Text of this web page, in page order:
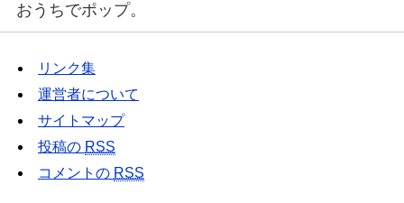
おうちでポップ。
リンク集
運営者について
サイトマップ
投稿の RSS
コメントの RSS